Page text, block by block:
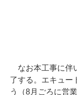
なお本工事に伴
了する。エキュー
う（8月ごろに営業